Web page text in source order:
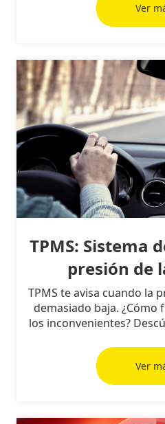
Ver
TPMS: Sistema
presión de
TPMS te avisa cuando la
demasiado baja. ¿Cómo
los inconvenientes?
Ver